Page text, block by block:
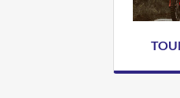
10º